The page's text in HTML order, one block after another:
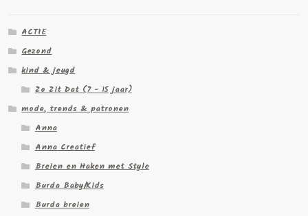
ACTIE
Gezond
kind & jeugd
Zo Zit Dat (7 - 15 jaar)
mode, trends & patronen
Anna
Anna Creatief
Breien en Haken met Style
Burda Baby/Kids
Burda breien